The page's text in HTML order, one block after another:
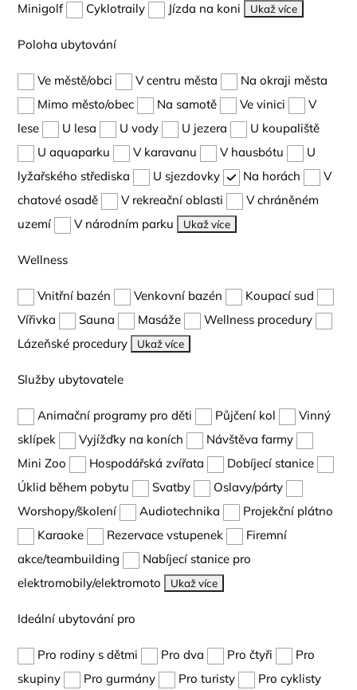
Minigolf
Cyklotraily Jízda na koni Ukaž více
Poloha ubytování
Ve městě/obci V centru města
Na okraji města
Mimo město/obec
Na samotě Ve vinici
V
lese
U lesa U vody U jezera
U koupaliště
U aquaparku
V karavanu V hausbótu
U
lyžařského střediska
U sjezdovky Na horách
V
chatové osadě
V rekreační oblasti
V chráněném
uzemí
V národním parku Ukaž více
Wellness
Vnitřní bazén Venkovní bazén
Koupací sud
Vířivka
Sauna Masáže
Wellness procedury
Lázeňské procedury
Ukaž více
Služby ubytovatele
Animační programy pro děti Půjčení kol
Vinný
sklípek
Vyjížďky na koních
Návštěva farmy
Mini Zoo
Hospodářská zvířata
Dobíjecí stanice
Úklid během pobytu
Svatby
Oslavy/párty
Worshopy/školení
Audiotechnika
Projekční plátno
Karaoke
Rezervace vstupenek
Firemní
akce/teambuilding
Nabíjecí stanice pro
elektromobily/elektromoto
Ukaž více
Ideální ubytování pro
Pro rodiny s dětmi Pro dva Pro čtyři
Pro
skupiny
Pro gurmány Pro turisty Pro cyklisty